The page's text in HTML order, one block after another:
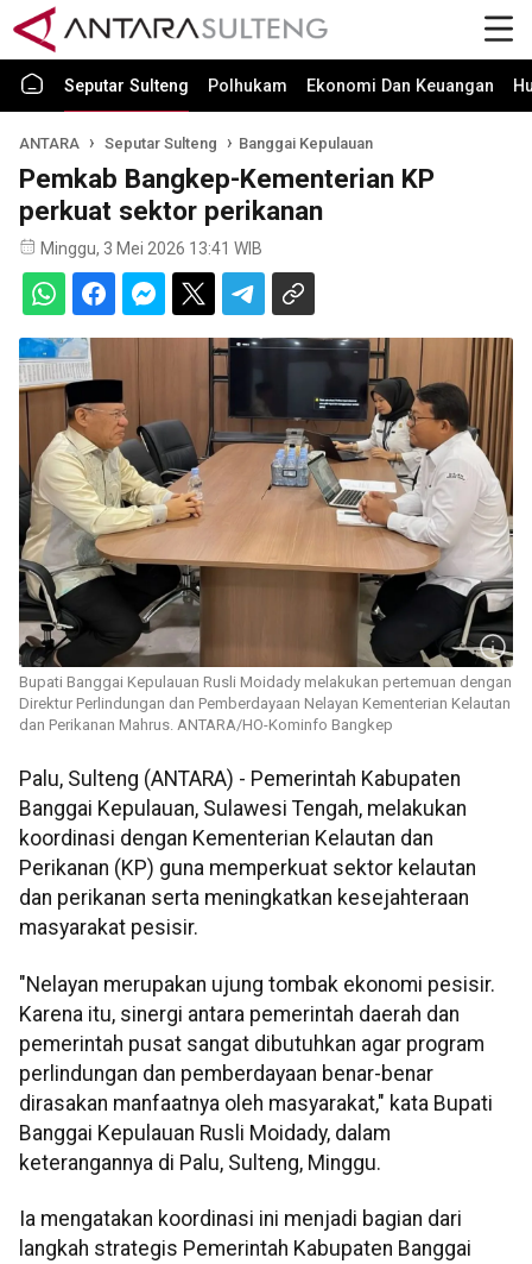
Seputar Sulteng Polhukam Ekonomi Dan Keuangan
ANTARA Seputar Sulteng Banggai Kepulauan
Pemkab Bangkep-Kementerian KP
perkuat sektor perikanan
Minggu, 3 Mei 2026 13:41 WIB
Bupati Banggai Kepulauan Rusli Moidady melakukan pertemuan dengan
Direktur Perlindungan dan Pemberdayaan Nelayan Kementerian Kelautan
dan Perikanan Mahrus. ANTARA/HO-Kominfo Bangkep
Palu, Sulteng (ANTARA) - Pemerintah Kabupaten
Banggai Kepulauan, Sulawesi Tengah, melakukan
koordinasi dengan Kementerian Kelautan dan
Perikanan (KP) guna memperkuat sektor kelautan
dan perikanan serta meningkatkan kesejahteraan
masyarakat pesisir.
"Nelayan merupakan ujung tombak ekonomi pesisir.
Karena itu, sinergi antara pemerintah daerah dan
pemerintah pusat sangat dibutuhkan agar program
perlindungan dan pemberdayaan benar-benar
dirasakan manfaatnya oleh masyarakat," kata Bupati
Banggai Kepulauan Rusli Moidady, dalam
keterangannya di Palu, Sulteng, Minggu.
Ia mengatakan koordinasi ini menjadi bagian dari
langkah strategis Pemerintah Kabupaten Banggai